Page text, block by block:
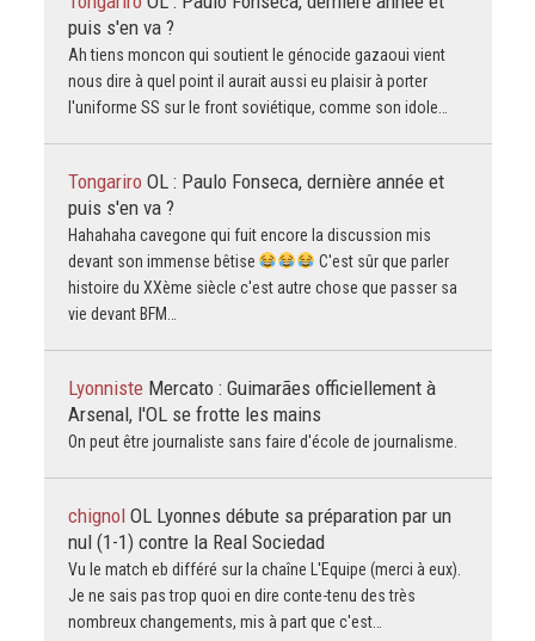
puis s'en va ?
Ah tiens moncon qui soutient le génocide gazaoui vient
nous dire à quel point il aurait aussi eu plaisir à porter
l'uniforme SS sur le front soviétique, comme son idole…
Tongariro OL : Paulo Fonseca, dernière année et
puis s'en va ?
Hahahaha cavegone qui fuit encore la discussion mis
devant son immense bêtise
C'est sûr que parler
histoire du XXème siècle c'est autre chose que passer sa
vie devant BFM…
Lyonniste Mercato : Guimarães officiellement à
Arsenal, l'OL se frotte les mains
On peut être journaliste sans faire d'école de journalisme.
chignol OL Lyonnes débute sa préparation par un
nul (1-1) contre la Real Sociedad
Vu le match eb différé sur la chaîne L'Equipe (merci à eux).
Je ne sais pas trop quoi en dire conte-tenu des très
nombreux changements, mis à part que c'est…